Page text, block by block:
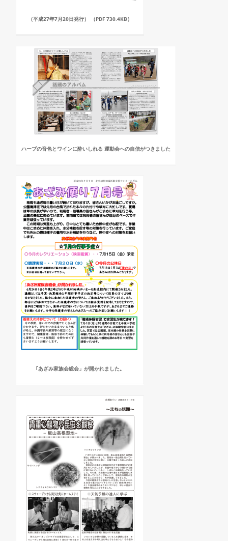
（平成27年7月20日発行） （PDF 730.4KB）
ハープの音色とワインに酔いしれる 運動会への自信がつきました
｢あざみ家族会総会」が開かれました。